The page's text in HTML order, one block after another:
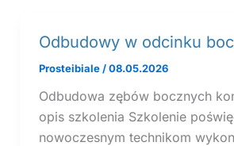
Odbudowy w odcinku
Prosteibiale /08.05.2026
Odbudowa zębów bocznych
opis szkolenia Szkolenie
nowoczesnym technikom